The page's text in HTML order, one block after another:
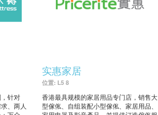
针对
、两人
实惠家居
位置: L5 8
香港最具规模的家居用品专门店，销售大
型傢俬、自组装配小型傢俬、家居用品、